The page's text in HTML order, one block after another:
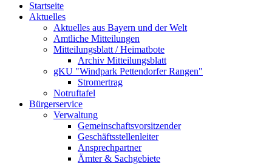
Startseite
Aktuelles
Aktuelles aus Bayern und der Welt
Amtliche Mitteilungen
Mitteilungsblatt / Heimatbote
Archiv Mitteilungsblatt
gKU "Windpark Pettendorfer Rangen"
Stromertrag
Notruftafel
Bürgerservice
Verwaltung
Gemeinschaftsvorsitzender
Geschäftsstellenleiter
Ansprechpartner
Ämter & Sachgebiete